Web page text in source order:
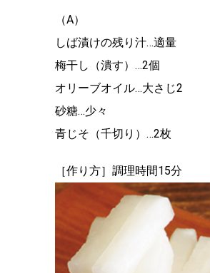
（A）
しば漬けの残り汁…適量
梅干し（潰す）…2個
オリーブオイル…大さじ2
砂糖…少々
青じそ（千切り）…2枚
［作り方］調理時間15分